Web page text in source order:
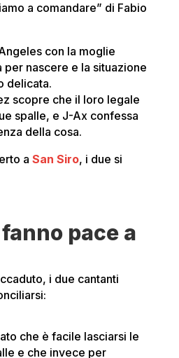
a comandare” di Fabio
con la moglie
per nascere e la situazione
delicata.
scopre che il loro legale
spalle, e J-Ax confessa
della cosa.
a San Siro, i due si
pace a
i due cantanti
che è facile lasciarsi le
e che invece per